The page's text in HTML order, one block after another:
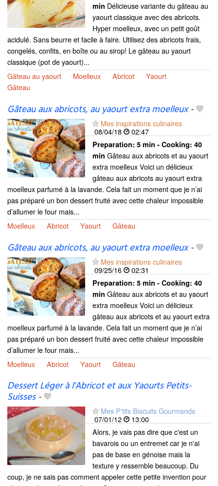
min Délicieuse variante du gâteau au
yaourt classique avec des abricots.
Hyper moelleux, avec un petit goût
acidulé. Sans beurre et facile à faire. Utilisez des abricots frais,
congelés, confits, en boîte ou au sirop! Le gâteau au yaourt
classique (pot de yaourt)...
Gâteau au yaourt
Moelleux Abricot
Yaourt
Gâteau
Gâteau aux abricots, au yaourt extra moelleux-
Mes inspirations culinaires
08/04/18
02:47
Preparation: 5 min - Cooking: 40
min Gâteau aux abricots et au yaourt
extra moelleux Voici un délicieux
gâteau aux abricots au yaourt extra
moelleux parfumé à la lavande. Cela fait un moment que je n’ai
pas préparé un bon dessert fruité avec cette chaleur impossible
d’allumer le four mais...
Moelleux
Abricot Yaourt Gâteau
Gâteau aux abricots, au yaourt extra moelleux-
Mes inspirations culinaires
09/25/16
02:31
Preparation: 5 min - Cooking: 40
min Gâteau aux abricots et au yaourt
extra moelleux Voici un délicieux
gâteau aux abricots et au yaourt extra
moelleux parfumé à la lavande. Cela fait un moment que je n’ai
pas préparé un bon dessert fruité avec cette chaleur impossible
d’allumer le four mais...
Moelleux
Abricot Yaourt Gâteau
Dessert Léger à l'Abricot et aux Yaourts Petits-
Suisses-
Mes P'tits Biscuits Gourmands
07/01/12
13:00
Alors, je vais pas dire que c'est un
bavarois ou un entremet car je n'ai
pas de base en génoise mais la
texture y ressemble beaucoup. Du
coup, je ne sais pas comment appeler cette petite invention pour